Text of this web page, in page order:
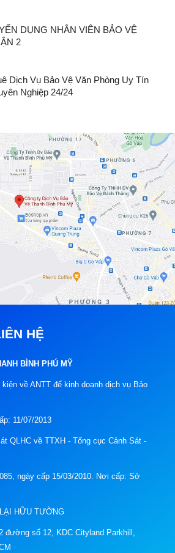
DỤNG NHÂN VIÊN BẢO VỆ
2
Dịch Vụ Bảo Vệ Văn Phòng Uy Tín
Nghiệp 24/24
HỆ
BÌNH PHÚ MỸ
về ANTT để kinh doanh dịch vụ Bảo
11/07/2013
QLHC về TTXH - Tổng cục Cảnh Sát -
ngày cấp 15/03/2010. Nơi cấp: Sở
HỮU TƯỜNG
số 12, KDC Cityland Parkhill,